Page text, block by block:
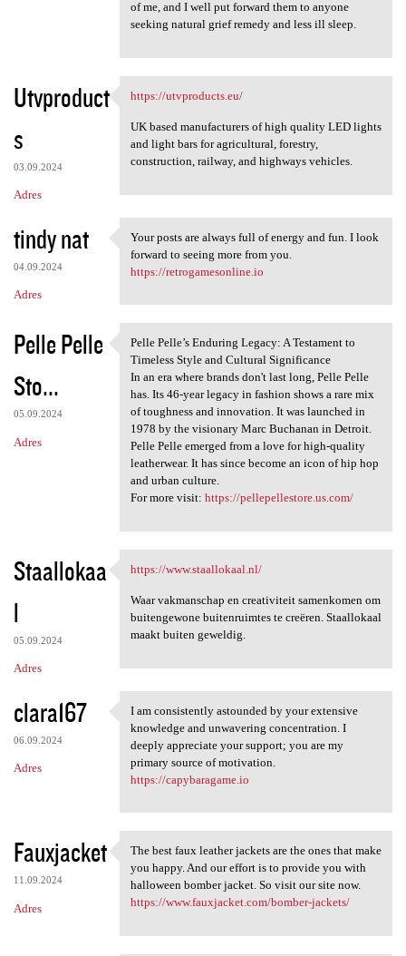
of me, and I well put forward them to anyone
seeking natural grief remedy and less ill sleep.
Utvproduct
s
03.09.2024
Adres
https://utvproducts.eu/
https://utvproducts.eu/
UK based manufacturers of high quality LED lights
and light bars for agricultural, forestry,
construction, railway, and highways vehicles.
tindy nat
04.09.2024
Adres
Your posts are always full of
Your posts are always full of energy and fun. I look
forward to seeing more from you.
https://retrogamesonline.io
Pelle Pelle
Sto...
05.09.2024
Adres
Pelle Pelle’s Enduring Legacy
Pelle Pelle’s Enduring Legacy: A Testament to
Timeless Style and Cultural Significance
In an era where brands don't last long, Pelle Pelle
has. Its 46-year legacy in fashion shows a rare mix
of toughness and innovation. It was launched in
1978 by the visionary Marc Buchanan in Detroit.
Pelle Pelle emerged from a love for high-quality
leatherwear. It has since become an icon of hip hop
and urban culture.
For more visit: https://pellepellestore.us.com/
Staallokaa
l
05.09.2024
Adres
https://www.staallokaal.nl/
https://www.staallokaal.nl/
Waar vakmanschap en creativiteit samenkomen om
buitengewone buitenruimtes te creëren. Staallokaal
maakt buiten geweldig.
clara167
06.09.2024
Adres
I am consistently astounded
I am consistently astounded by your extensive
knowledge and unwavering concentration. I
deeply appreciate your support; you are my
primary source of motivation.
https://capybaragame.io
Fauxjacket
11.09.2024
Adres
The best faux leather jackets
The best faux leather jackets are the ones that make
you happy. And our effort is to provide you with
halloween bomber jacket. So visit our site now.
https://www.fauxjacket.com/bomber-jackets/